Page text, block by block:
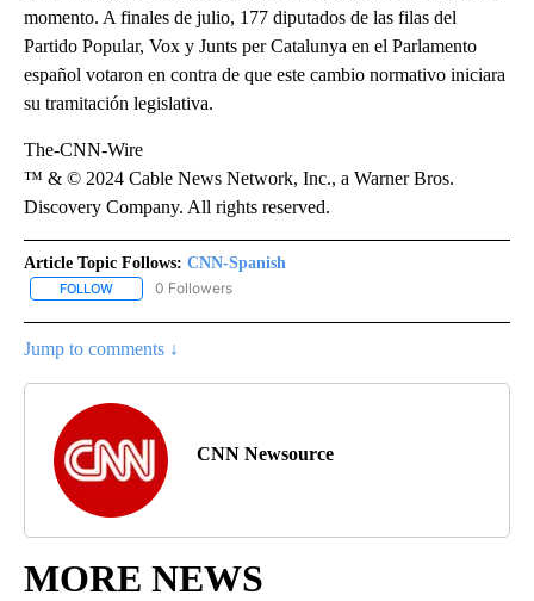
momento. A finales de julio, 177 diputados de las filas del
Partido Popular, Vox y Junts per Catalunya en el Parlamento
español votaron en contra de que este cambio normativo iniciara
su tramitación legislativa.
The-CNN-Wire
™ & © 2024 Cable News Network, Inc., a Warner Bros.
Discovery Company. All rights reserved.
Article Topic Follows: CNN-Spanish
FOLLOW FOLLOW "CNN-SPANISH" TO RECEIVE NOTIFICATIONS ABOUT
0 Followers
Jump to comments ↓
CNN Newsource
MORE NEWS